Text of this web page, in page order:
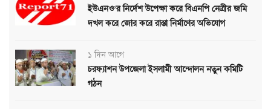
ইউএনও’র নির্দেশ উপেক্ষা করে বিএনপি নেত্রীর জমি
দখল করে জোর করে রাস্তা নির্মাণের অভিযোগ
১ দিন আগে
চরফ্যাশন উপজেলা ইসলামী আন্দোলন নতুন কমিটি
গঠন